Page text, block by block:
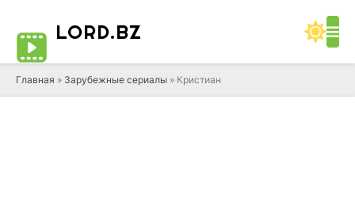
LORD.BZ
Главная » Зарубежные сериалы » Кристиан